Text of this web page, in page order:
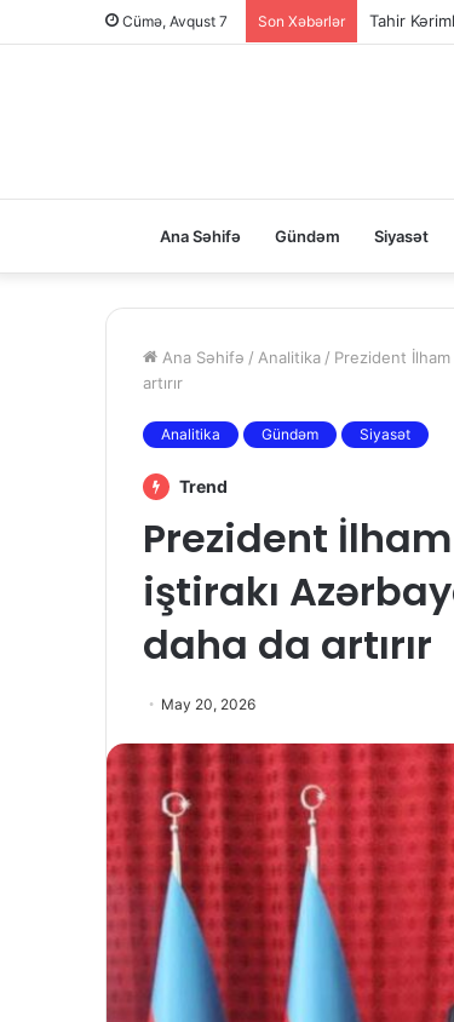
Cümə, Avqust 7 Son Xəbərlər Tahir
Ana Səhifə Gündəm Siyasət
Ana Səhifə / Analitika / Prezident
artırır
Analitika Gündəm Siyasət
Trend
Prezident
iştirakı
daha da artırır
May 20, 2026